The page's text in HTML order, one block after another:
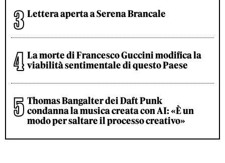
Lettera aperta a Serena Brancale
La morte di Francesco Guccini modifica la
viabilità sentimentale di questo Paese
Thomas Bangalter dei Daft Punk
condanna la musica creata con AI: «È un
modo per saltare il processo creativo»